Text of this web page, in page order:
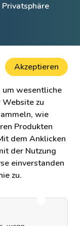
Akzeptieren
um wesentliche
Website zu
wie
Produkten
dem Anklicken
der Nutzung
einverstanden
zu.